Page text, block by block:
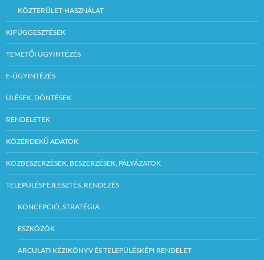
KÖZTERÜLET-HASZNÁLAT
KIFÜGGESZTÉSEK
TEMETŐI ÜGYINTÉZÉS
E-ÜGYINTÉZÉS
ÜLÉSEK, DÖNTÉSEK
RENDELETEK
KÖZÉRDEKŰ ADATOK
KÖZBESZERZÉSEK, BESZERZÉSEK, PÁLYÁZATOK
TELEPÜLÉSFEJLESZTÉS, RENDEZÉS
KONCEPCIÓ, STRATÉGIA
ESZKÖZÖK
ARCULATI KÉZIKÖNYV ÉS TELEPÜLÉSKÉPI RENDELET